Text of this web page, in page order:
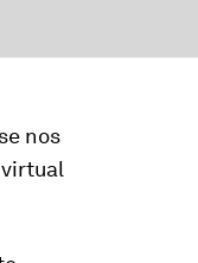
nos